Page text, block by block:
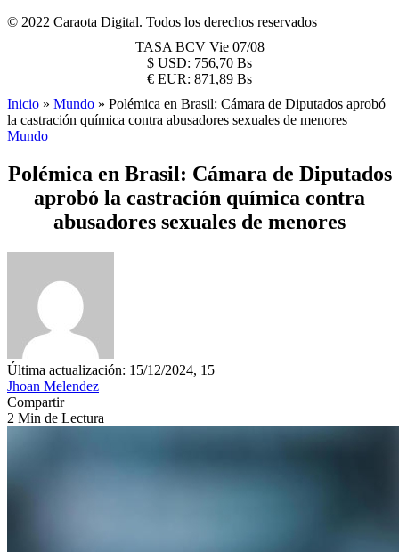
© 2022 Caraota Digital. Todos los derechos reservados
TASA BCV Vie 07/08
$ USD: 756,70 Bs
€ EUR: 871,89 Bs
Inicio » Mundo » Polémica en Brasil: Cámara de Diputados aprobó
la castración química contra abusadores sexuales de menores
Mundo
Polémica en Brasil: Cámara de Diputados
aprobó la castración química contra
abusadores sexuales de menores
Última actualización: 15/12/2024, 15
Jhoan Melendez
Compartir
2 Min de Lectura